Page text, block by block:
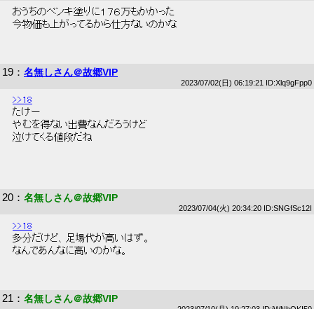
おうちのペンキ塗りに１７６万もかかった
今物価も上がってるから仕方ないのかな
19 ： 名無しさん＠故郷VIP
2023/07/02(日) 06:19:21 ID:Xlq9gFpp0
>>18
たけー
やむを得ない出費なんだろうけど
泣けてくる値段だね
20 ： 名無しさん＠故郷VIP
2023/07/04(火) 20:34:20 ID:SNGfSc12I
>>18
多分だけど、足場代が高いはず。
なんであんなに高いのかな。
21 ： 名無しさん＠故郷VIP